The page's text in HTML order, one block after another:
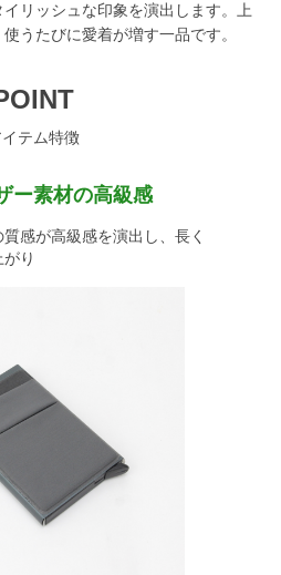
リッシュな印象を演出します。上
うたびに愛着が増す一品です。
イテム特徴
ー素材の高級感
感が高級感を演出し、長く
り